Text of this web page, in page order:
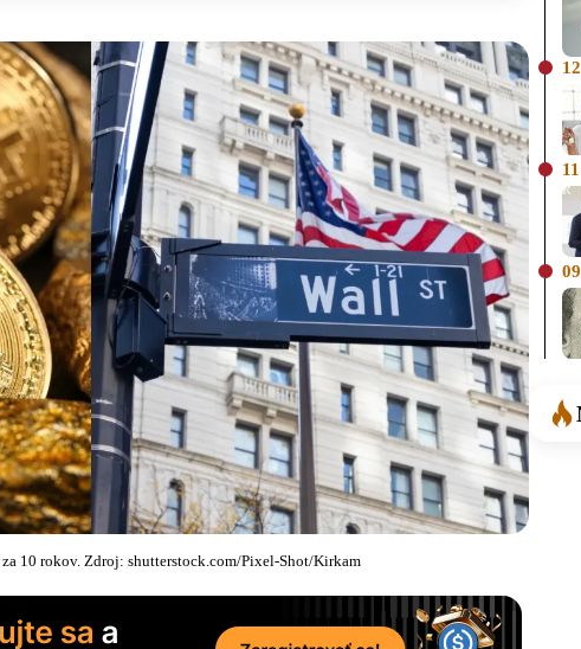
10 rokov. Zdroj: shutterstock.com/Pixel-Shot/Kirkam